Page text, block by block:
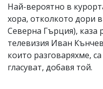
Най-вероятно в
хора, отколкото дори
Северна Гърция), каза
телевизия Иван
които разговаряхме,
гласуват, добавя той.